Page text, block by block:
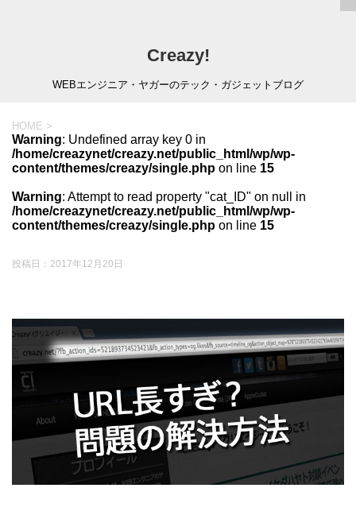
Creazy!
WEBエンジニア・ヤガーのテック・ガジェットブログ
HOME >
Warning: Undefined array key 0 in
/home/creazynet/creazy.net/public_html/wp/wp-
content/themes/creazy/single.php on line 15
Warning: Attempt to read property "cat_ID" on null in
/home/creazynet/creazy.net/public_html/wp/wp-
content/themes/creazy/single.php on line 15
投稿日： 2017年12月20日